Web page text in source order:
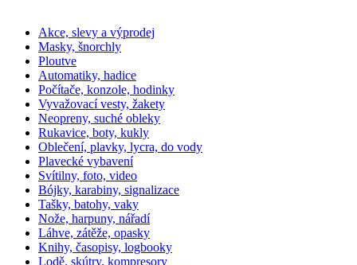
Akce, slevy a výprodej
Masky, šnorchly
Ploutve
Automatiky, hadice
Počítače, konzole, hodinky
Vyvažovací vesty, žakety
Neopreny, suché obleky
Rukavice, boty, kukly
Oblečení, plavky, lycra, do vody
Plavecké vybavení
Svítilny, foto, video
Bójky, karabiny, signalizace
Tašky, batohy, vaky
Nože, harpuny, nářadí
Láhve, zátěže, opasky
Knihy, časopisy, logbooky
Lodě, skútry, kompresory